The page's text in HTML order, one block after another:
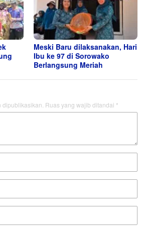
Meski Baru dilaksanakan, Hari
Ibu ke 97 di Sorowako
Berlangsung Meriah
Ruas yang wajib ditandai *